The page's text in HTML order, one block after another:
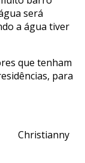
será
a água tiver
que tenham
para